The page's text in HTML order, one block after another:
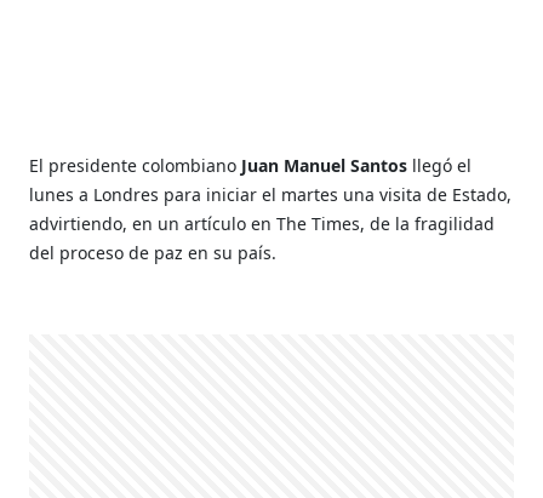
El presidente colombiano Juan Manuel Santos llegó el
lunes a Londres para iniciar el martes una visita de Estado,
advirtiendo, en un artículo en The Times, de la fragilidad
del proceso de paz en su país.